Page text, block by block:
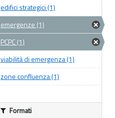
edifici strategici (1)
emergenze (1)
PCPC (1)
viabilità di emergenza (1)
zone confluenza (1)
Formati